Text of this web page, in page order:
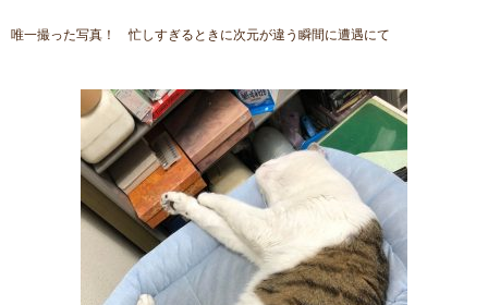
唯一撮った写真！ 忙しすぎるときに次元が違う瞬間に遭遇にて